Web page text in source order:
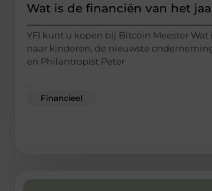
Wat is de financiën van het
YFI kunt u kopen bij Bitcoin Meester Wat
naar kinderen, de nieuwste
en Philantropist Peter
...
Financieel